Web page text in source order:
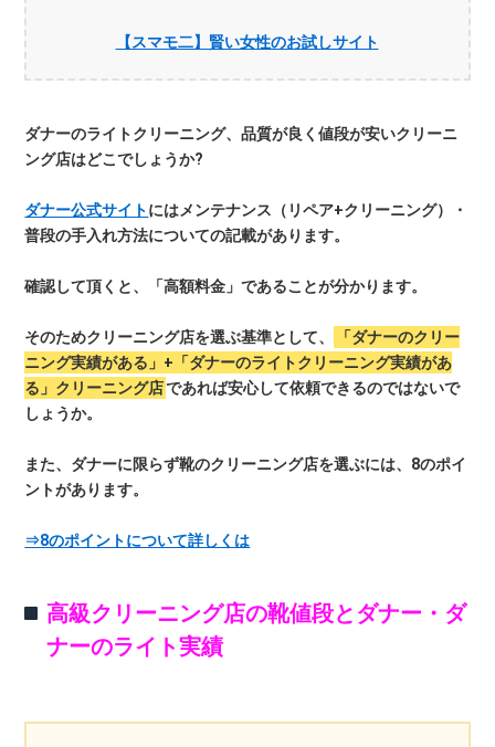
【スマモ二】賢い女性のお試しサイト
ダナーのライトクリーニング、品質が良く値段が安いクリーニ
ング店はどこでしょうか?
ダナー公式サイトにはメンテナンス（リペア+クリーニング）・
普段の手入れ方法についての記載があります。
確認して頂くと、「高額料金」であることが分かります。
そのためクリーニング店を選ぶ基準として、
「ダナーのクリー
ニング実績がある」+「ダナーのライトクリーニング実績があ
る」クリーニング店であれば安心して依頼できるのではないで
しょうか。
また、ダナーに限らず靴のクリーニング店を選ぶには、8のポイ
ントがあります。
⇒8のポイントについて詳しくは
高級クリーニング店の靴値段とダナー・ダ
ナーのライト実績